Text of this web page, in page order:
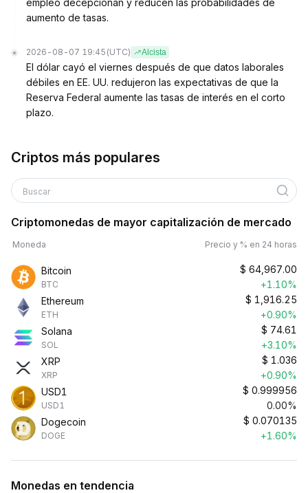
empleo decepcionan y reducen las probabilidades de
aumento de tasas.
2026-08-07 19:45 (UTC) Alcista
El dólar cayó el viernes después de que datos laborales
débiles en EE. UU. redujeron las expectativas de que la
Reserva Federal aumente las tasas de interés en el corto
plazo.
Criptos más populares
Buscar
Criptomonedas de mayor capitalización de mercado
Moneda Precio y % en 24 horas
Bitcoin
BTC
$ 64,967.00
+1.10%
Ethereum
ETH
$ 1,916.25
+0.90%
Solana
SOL
$ 74.61
+3.10%
XRP
XRP
$ 1.036
+0.90%
USD1
USD1
$ 0.999956
0.00%
Dogecoin
DOGE
$ 0.070135
+1.60%
Monedas en tendencia